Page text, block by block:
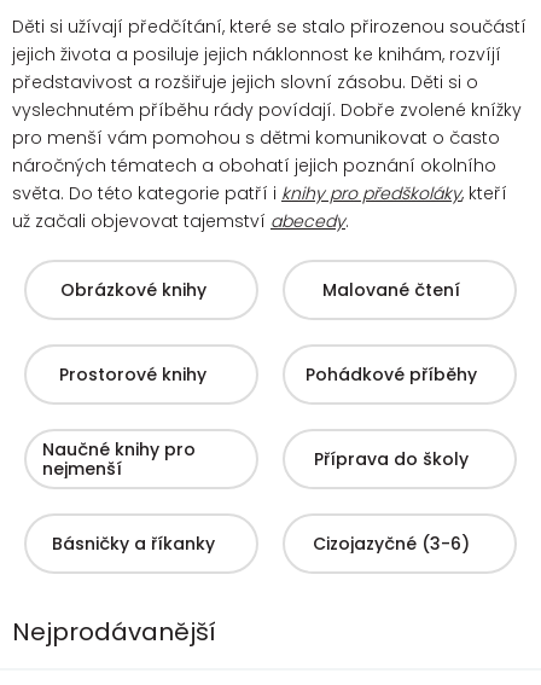
Děti si užívají předčítání, které se stalo přirozenou součástí
jejich života a posiluje jejich náklonnost ke knihám, rozvíjí
představivost a rozšiřuje jejich slovní zásobu. Děti si o
vyslechnutém příběhu rády povídají. Dobře zvolené knížky
pro menší vám pomohou s dětmi komunikovat o často
náročných tématech a obohatí jejich poznání okolního
světa. Do této kategorie patří i knihy pro předškoláky, kteří
už začali objevovat tajemství abecedy.
Obrázkové knihy Malované čtení
Prostorové knihy Pohádkové příběhy
Naučné knihy pro
nejmenší
Příprava do školy
Básničky a říkanky Cizojazyčné (3-6)
Nejprodávanější